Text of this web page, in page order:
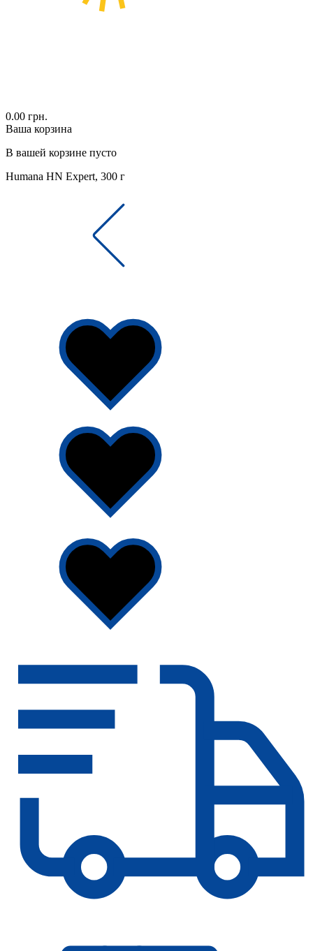
0.00 грн.
Ваша корзина
В вашей корзине пусто
Humana HN Expert, 300 г